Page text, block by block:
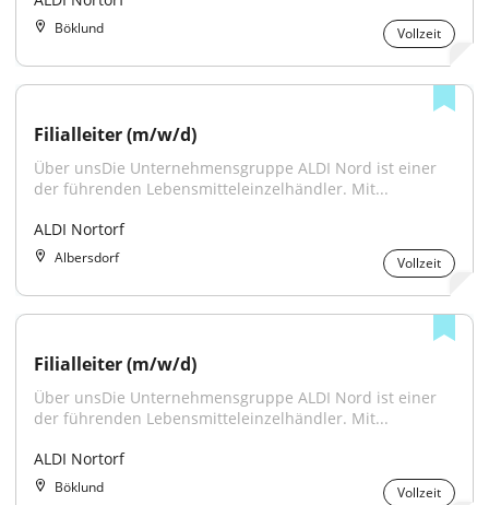
Böklund Vollzeit
Filialleiter (m/w/d)
Über unsDie Unternehmensgruppe ALDI Nord ist einer
der führenden Lebensmitteleinzelhändler. Mit...
ALDI Nortorf
Albersdorf Vollzeit
Filialleiter (m/w/d)
Über unsDie Unternehmensgruppe ALDI Nord ist einer
der führenden Lebensmitteleinzelhändler. Mit...
ALDI Nortorf
Böklund Vollzeit